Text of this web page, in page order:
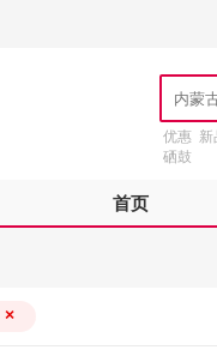
优惠 新
硒鼓
首页
×